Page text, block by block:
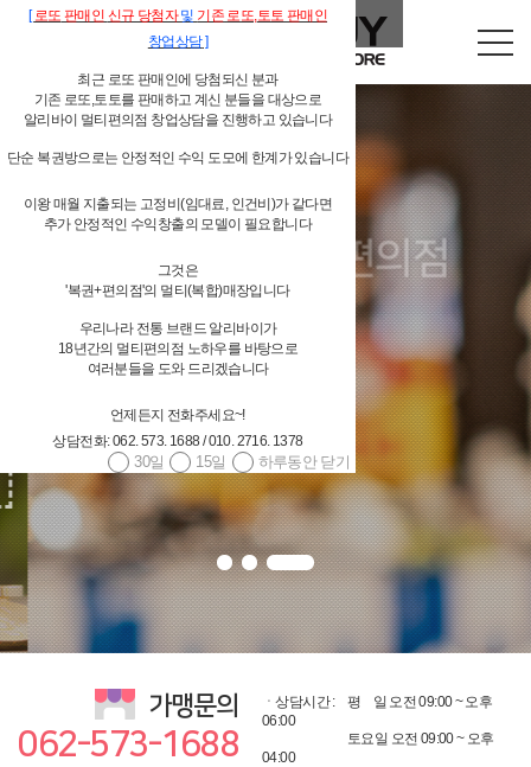
독립형 개인 편의점
알리바이 물류시스템 지원
4,000여 편의점상품(상온상품,저온상품,페스트푸드 등등) 공급
대기업 편의점체인과 경쟁할 수 있는 상품 구성
당일발주 → 당일배송 / 주 6회 배송
광주광역시/전남 알리바이 직접 배송, 그 외 지역 위탁배송
가맹문의
062-573-1688
ㆍ상담시간 : 평
일 오전 09:00 ~ 오후
06:00
토요일 오전 09:00 ~ 오후
04:00
[로또 판매인 신규 당첨자및 기존 로또,토토 판매인
창업상담]
최근 로또 판매인에 당첨되신 분과
기존 로또,토토를 판매하고 계신 분들을 대상으로
알리바이 멀티편의점 창업상담을 진행하고 있습니다
단순 복권방으로는 안정적인 수익 도모에 한계가 있습니다
이왕 매월 지출되는 고정비(임대료, 인건비)가 같다면
추가 안정적인 수익창출의 모델이 필요합니다
그것은
'복권+편의점'의 멀티(복합)매장입니다
우리나라 전통 브랜드 알리바이가
18년간의 멀티편의점 노하우를 바탕으로
여러분들을 도와 드리겠습니다
언제든지 전화주세요~!
상담전화: 062. 573. 1688 / 010. 2716. 1378
하루동안 닫기
15일
30일